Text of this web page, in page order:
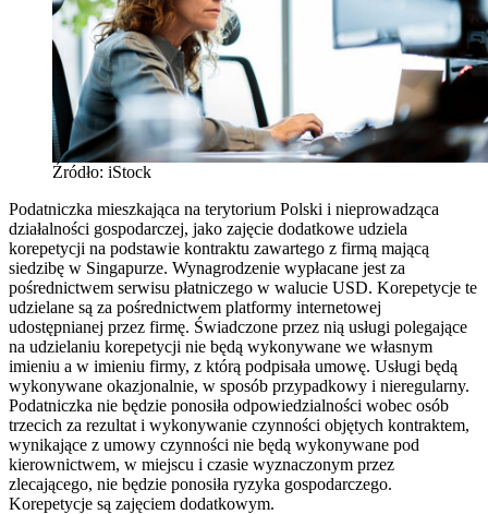
Źródło: iStock
Podatniczka mieszkająca na terytorium Polski i nieprowadząca
działalności gospodarczej, jako zajęcie dodatkowe udziela
korepetycji na podstawie kontraktu zawartego z firmą mającą
siedzibę w Singapurze. Wynagrodzenie wypłacane jest za
pośrednictwem serwisu płatniczego w walucie USD. Korepetycje te
udzielane są za pośrednictwem platformy internetowej
udostępnianej przez firmę. Świadczone przez nią usługi polegające
na udzielaniu korepetycji nie będą wykonywane we własnym
imieniu a w imieniu firmy, z którą podpisała umowę. Usługi będą
wykonywane okazjonalnie, w sposób przypadkowy i nieregularny.
Podatniczka nie będzie ponosiła odpowiedzialności wobec osób
trzecich za rezultat i wykonywanie czynności objętych kontraktem,
wynikające z umowy czynności nie będą wykonywane pod
kierownictwem, w miejscu i czasie wyznaczonym przez
zlecającego, nie będzie ponosiła ryzyka gospodarczego.
Korepetycje są zajęciem dodatkowym.